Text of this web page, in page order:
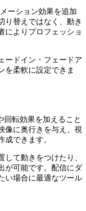
ーション効果を追加
り替えではなく、動き
によりプロフェッショ
ードイン・フェードア
を柔軟に設定できま
回転効果を加えること
像に奥行きを与え、視
できます。
て動きをつけたり、
が可能です。配信にダ
い場合に最適なツール